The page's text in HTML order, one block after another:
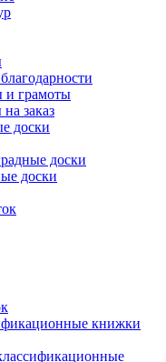
и грамоты
заказ
доски
доски
доски
книжки